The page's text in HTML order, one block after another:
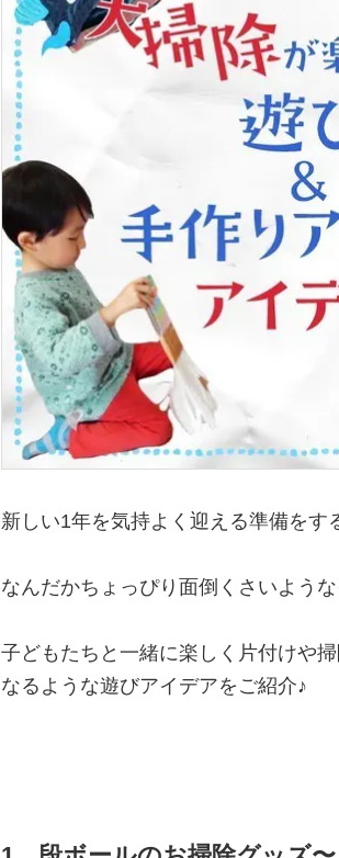
新しい1年を気持よく迎える準備をす
なんだかちょっぴり面倒くさいよう
子どもたちと一緒に楽しく片付けや
なるような遊びアイデアをご紹介♪